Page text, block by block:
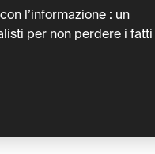
l’informazione : un
per non perdere i fatti